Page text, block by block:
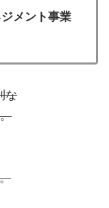
ント事業
な